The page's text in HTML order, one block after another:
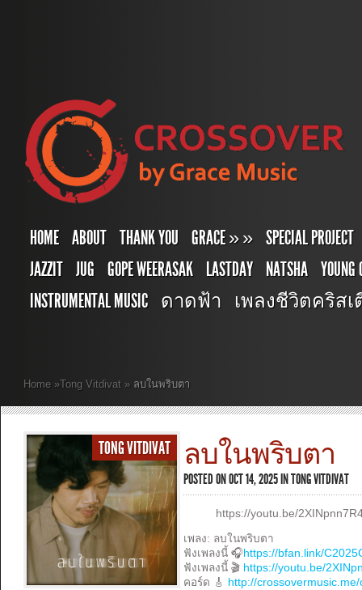
HOME ABOUT THANK YOU GRACE»» SPECIAL PROJECT
JAZZIT JUG GOPE WEERASAK LASTDAY NATSHA YOUNG
INSTRUMENTAL MUSIC ดาดฟ้า เพลงชีวิตคริสเตียน
Home »Tong Vitdivat » ลบในพริบตา
TONG VITDIVAT ลบในพริบตา
POSTED ON OCT 14, 2025 INTONG VITDIVAT
https://youtu.be/
เพลง: ลบในพริบตา
ฟังเพลงนี้ 🎧 https://bfan.link/
ฟังเพลงนี้ 🎬 https://youtu.be/
คอร์ด 🎸 http://